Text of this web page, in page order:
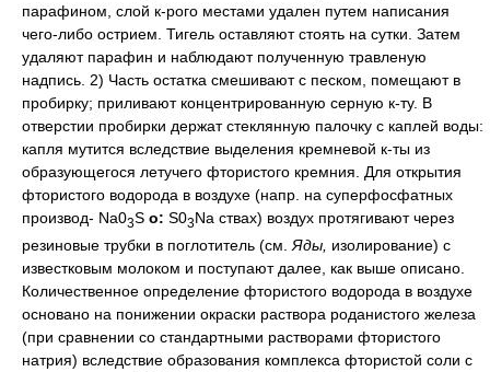
парафином, слой к-рого местами удален путем написания
чего-либо острием. Тигель оставляют стоять на сутки. Затем
удаляют парафин и наблюдают полученную травленую
надпись. 2) Часть остатка смешивают с песком, помещают в
пробирку; приливают концентрированную серную к-ту. В
отверстии пробирки держат стеклянную палочку с каплей воды:
капля мутится вследствие выделения кремневой к-ты из
образующегося летучего фтористого кремния. Для открытия
фтористого водорода в воздухе (напр. на суперфосфатных
производ- Na03S о: S03Na ствах) воздух протягивают через
резиновые трубки в поглотитель (см. Яды, изолирование) с
известковым молоком и поступают далее, как выше описано.
Количественное определение фтористого водорода в воздухе
основано на понижении окраски раствора роданистого железа
(при сравнении со стандартными растворами фтористого
натрия) вследствие образования комплекса фтористой соли с